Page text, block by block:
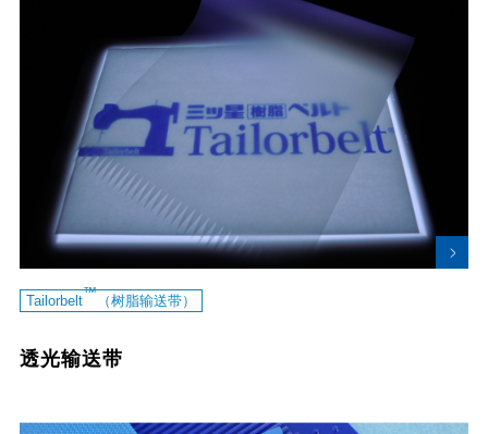
Tailorbelt™ （树脂输送带）
透光输送带